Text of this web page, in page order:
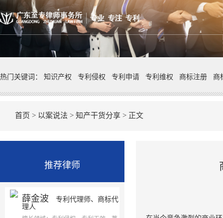
热门关键词： 知识产权 专利侵权 专利申请 专利维权 商标注册 商
首页 > 以案说法 > 知产干货分享 > 正文
推荐律师
薛金波 专利代理师、商标代
理人